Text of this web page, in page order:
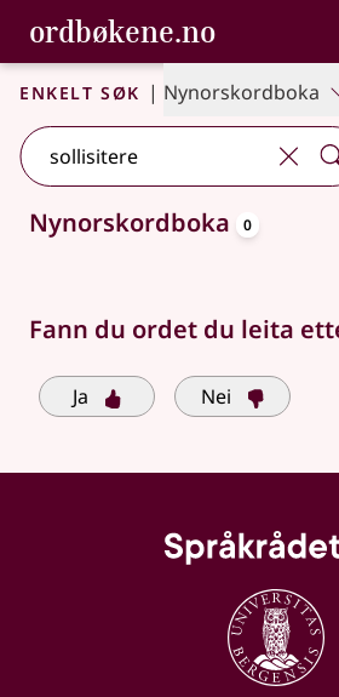
Gå til hovudinnhald
Tilgjenge
ordbøkene.no,
Bokmålsordboka og Nynorskordboka
Enkelt søk | Nynorskordboka
Søkjeforslag tilgjengelege
Nynorskordboka 0
Fann du ordet du leita
Ja Nei